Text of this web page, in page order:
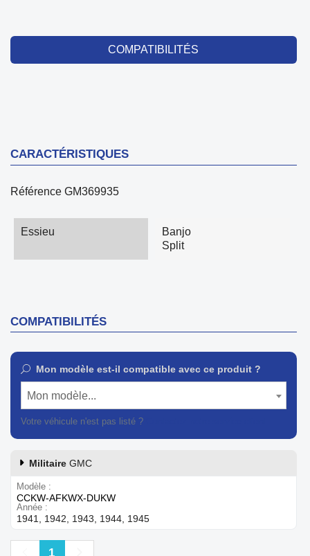
COMPATIBILITÉS
CARACTÉRISTIQUES
Référence GM369935
Essieu
Banjo
Split
COMPATIBILITÉS
Mon modèle est-il compatible avec ce produit ?
Mon modèle...
Votre véhicule n'est pas listé ?
Militaire GMC
Modèle
CCKW-AFKWX-DUKW
Année
1941, 1942, 1943, 1944, 1945
Précédent
1